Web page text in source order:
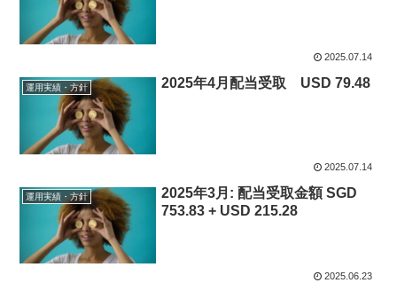
2025.07.14
運用実績・方針 2025年4月配当受取 USD 79.48
2025.07.14
運用実績・方針
2025年3月: 配当受取金額 SGD
753.83 + USD 215.28
2025.06.23